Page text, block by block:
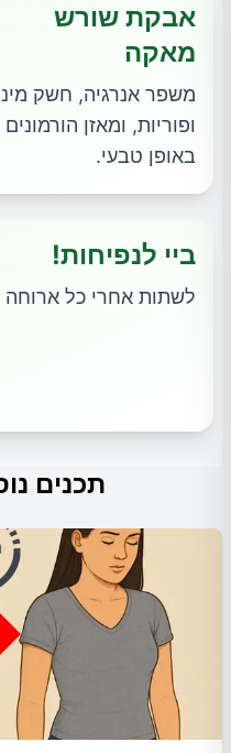
אבקת שורש
מאקה
משפר אנרגיה, חשק
ופוריות, ומאזן הורמונים
באופן טבעי.
ביי לנפיחות!
לשתות אחרי כל ארוחה
תכנים